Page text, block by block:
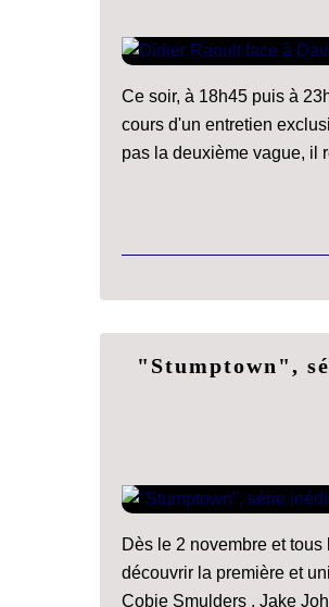
Ce soir, à 18h45 puis à
cours d'un entretien
pas la deuxième vague, il
"Stumptown",
Dès le 2 novembre et
découvrir la première et
Cobie Smulders , Jake